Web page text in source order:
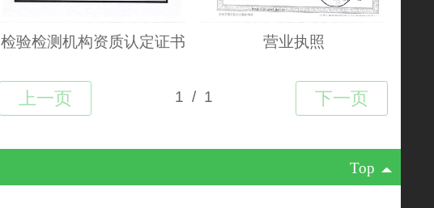
检验检测机构资质认定证书 营业执照
Top